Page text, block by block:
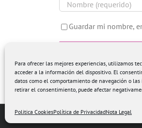
Para ofrecer las mejores experiencias, utilizamos
acceder a la información del dispositivo. El
datos como el comportamiento de navegación o
retirar el consentimiento, puede afectar
Politica CookiesPolítica de PrivacidadNota Legal
Guardar mi nombre,